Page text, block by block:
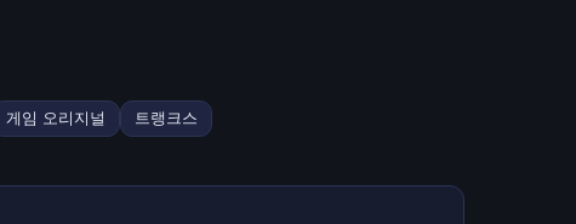
게임 오리지널 트랭크스